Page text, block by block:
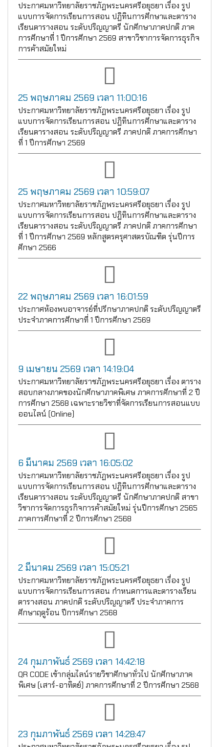
ประกาศมหาวิทยาลัยราชภัฏพระนครศรีอยุธยา เรื่อง รูป
แบบการจัดการเรียนการสอน ปฏิทินการศึกษาและตาราง
เรียนตารางสอน ระดับปริญญาตรี นักศึกษาภาคปกติ ภาค
การศึกษาที่ 1 ปีการศึกษา 2569 สาขาวิชาการจัดการธุรกิจ
การค้าสมัยใหม่
25 พฤษภาคม 2569 เวลา 11:00:16
ประกาศมหาวิทยาลัยราชภัฏพระนครศรีอยุธยา เรื่อง รูป
แบบการจัดการเรียนการสอน ปฏิทินการศึกษาและตาราง
เรียนตารางสอน ระดับปริญญาตรี ภาคปกติ ภาคการศึกษา
ที่ 1 ปีการศึกษา 2569
25 พฤษภาคม 2569 เวลา 10:59:07
ประกาศมหาวิทยาลัยราชภัฏพระนครศรีอยุธยา เรื่อง รูป
แบบการจัดการเรียนการสอน ปฏิทินการศึกษาและตาราง
เรียนตารางสอน ระดับปริญญาตรี ภาคปกติ ภาคการศึกษา
ที่ 1 ปีการศึกษา 2569 หลักสูตรครุศาสตรบัณฑิต รุ่นปีการ
ศึกษา 2566
22 พฤษภาคม 2569 เวลา 16:01:59
ประกาศห้องพบอาจารย์ที่ปรึกษาภาคปกติ ระดับปริญญาตรี
ประจำภาคการศึกษาที่ 1 ปีการศึกษา 2569
9 เมษายน 2569 เวลา 14:19:04
ประกาศมหาวิทยาลัยราชภัฏพระนครศรีอยุธยา เรื่อง ตาราง
สอบกลางภาคของนักศึกษาภาคพิเศษ ภาคการศึกษาที่ 2 ปี
การศึกษา 2568 เฉพาะรายวิชาที่จัดการเรียนการสอนแบบ
ออนไลน์ (Online)
6 มีนาคม 2569 เวลา 16:05:02
ประกาศมหาวิทยาลัยราชภัฏพระนครศรีอยุธยา เรื่อง รูป
แบบการจัดการเรียนการสอน ปฏิทินการศึกษาและตาราง
เรียนตารางสอน ระดับปริญญาตรี นักศึกษาภาคปกติ สาขา
วิชาการจัดการธุรกิจการค้าสมัยใหม่ รุ่นปีการศึกษา 2565
ภาคการศึกษาที่ 2 ปีการศึกษา 2568
2 มีนาคม 2569 เวลา 15:05:21
ประกาศมหาวิทยาลัยราชภัฏพระนครศรีอยุธยา เรื่อง รูป
แบบการจัดการเรียนการสอน กำหนดการและตารางเรียน
ตารางสอน ภาคปกติ ระดับปริญญาตรี ประจำภาคการ
ศึกษาฤดูร้อน ปีการศึกษา 2568
24 กุมภาพันธ์ 2569 เวลา 14:42:18
QR CODE เข้ากลุ่มไลน์รายวิชาศึกษาทั่วไป นักศึกษาภาค
พิเศษ (เสาร์-อาทิตย์) ภาคการศึกษาที่ 2 ปีการศึกษา 2568
23 กุมภาพันธ์ 2569 เวลา 14:28:47